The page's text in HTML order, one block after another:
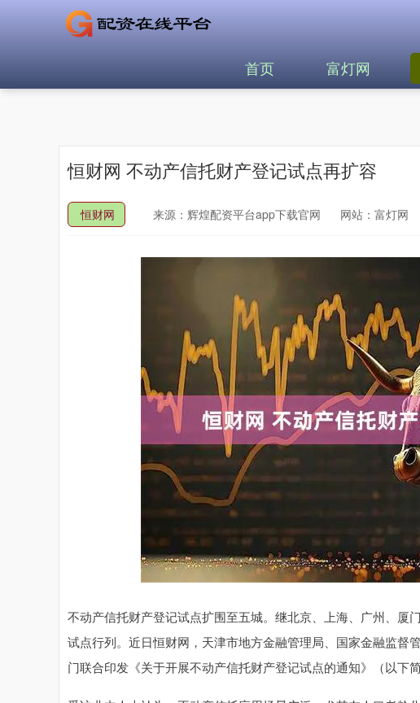
首页 富灯网
恒财网 不动产信托财产登记试点再扩容
恒财网 来源：辉煌配资平台app下载官网 网站：富灯网
不动产信托财产登记试点扩围至五城。继北京、上海、广州、厦
试点行列。近日恒财网，天津市地方金融管理局、国家金融监督
门联合印发《关于开展不动产信托财产登记试点的通知》（以下